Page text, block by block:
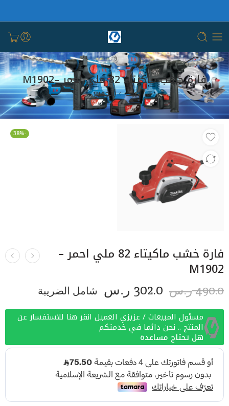
فارة خشب ماكيتاء 82 ملي احمر –M1902
بيت الجميع
-38%
فارة خشب ماكيتاء 82 ملي احمر –
M1902
490.0 ر.س 302.0 ر.س شامل الضريبة
مسئول المبيعات / عزيزي العميل انقر هنا للاستفسار عن
المنتج .. نحن دائما في خدمتكم
هل تحتاج مساعدة